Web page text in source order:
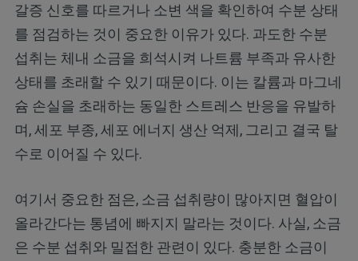
갈증 신호를 따르거나 소변 색을 확인하여 수분 상태
를 점검하는 것이 중요한 이유가 있다. 과도한 수분
섭취는 체내 소금을 희석시켜 나트륨 부족과 유사한
상태를 초래할 수 있기 때문이다. 이는 칼륨과 마그네
슘 손실을 초래하는 동일한 스트레스 반응을 유발하
며, 세포 부종, 세포 에너지 생산 억제, 그리고 결국 탈
수로 이어질 수 있다.
여기서 중요한 점은, 소금 섭취량이 많아지면 혈압이
올라간다는 통념에 빠지지 말라는 것이다. 사실, 소금
은 수분 섭취와 밀접한 관련이 있다. 충분한 소금이